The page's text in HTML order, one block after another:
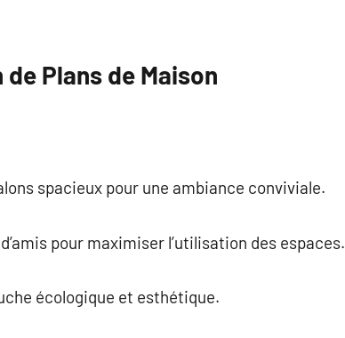
Plans de Maison
spacieux pour une ambiance conviviale.
pour maximiser l’utilisation des espaces.
écologique et esthétique.